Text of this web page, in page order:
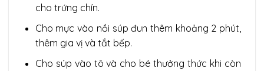
cho trứng chín.
Cho mực vào nồi súp đun thêm khoảng 2 phút,
thêm gia vị và tắt bếp.
Cho súp vào tô và cho bé thưởng thức khi còn